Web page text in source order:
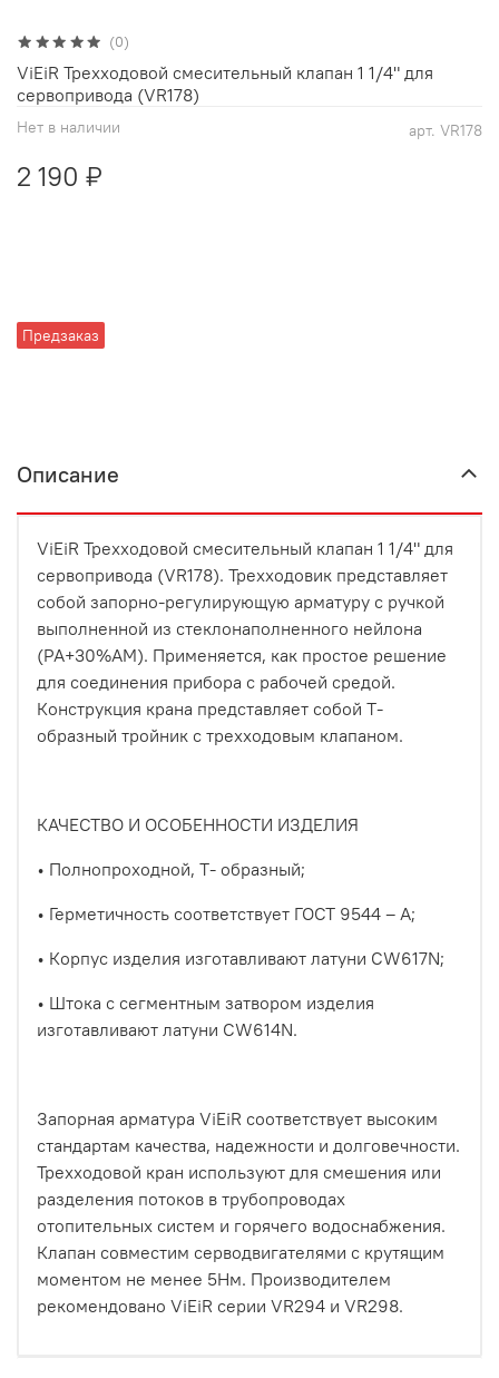
(0)
арт. VR178
Нет в наличии
Предзаказ
2 190 ₽
ViEiR Трехходовой смесительный клапан 1 1/4" для
сервопривода (VR178)
Описание
ViEiR Трехходовой смесительный клапан 1 1/4" для
сервопривода (VR178). Трехходовик представляет
собой запорно-регулирующую арматуру с ручкой
выполненной из стеклонаполненного нейлона
(РА+30%АМ). Применяется, как простое решение
для соединения прибора с рабочей средой.
Конструкция крана представляет собой Т-
образный тройник с трехходовым клапаном.
КАЧЕСТВО И ОСОБЕННОСТИ ИЗДЕЛИЯ
• Полнопроходной, Т- образный;
• Герметичность соответствует ГОСТ 9544 – A;
• Корпус изделия изготавливают латуни CW617N;
• Штока с сегментным затвором изделия
изготавливают латуни CW614N.
Запорная арматура ViEiR соответствует высоким
стандартам качества, надежности и долговечности.
Трехходовой кран используют для смешения или
разделения потоков в трубопроводах
отопительных систем и горячего водоснабжения.
Клапан совместим серводвигателями с крутящим
моментом не менее 5Нм. Производителем
рекомендовано ViEiR серии VR294 и VR298.